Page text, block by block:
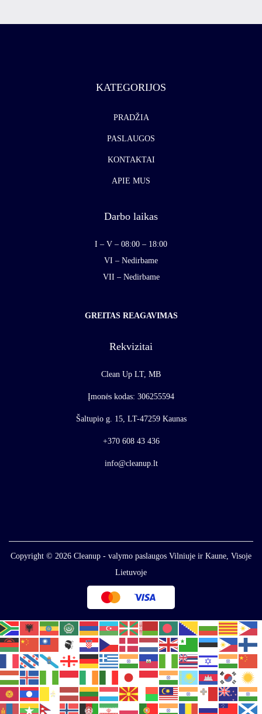
KATEGORIJOS
PRADŽIA
PASLAUGOS
KONTAKTAI
APIE MUS
Darbo laikas
I – V – 08:00 – 18:00
VI – Nedirbame
VII – Nedirbame
GREITAS REAGAVIMAS
Rekvizitai
Clean Up LT, MB
Įmonės kodas: 306255594
Šaltupio g. 15, LT-47259 Kaunas
+370 608 43 436
info@cleanup.lt
Copyright © 2026 Cleanup - valymo paslaugos Vilniuje ir Kaune, Visoje
Lietuvoje